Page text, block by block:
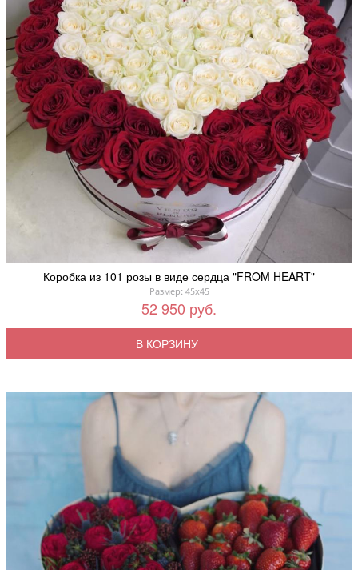
Коробка из 101 розы в виде сердца "FROM HEART"
Размер: 45x45
52 950 руб.
В КОРЗИНУ